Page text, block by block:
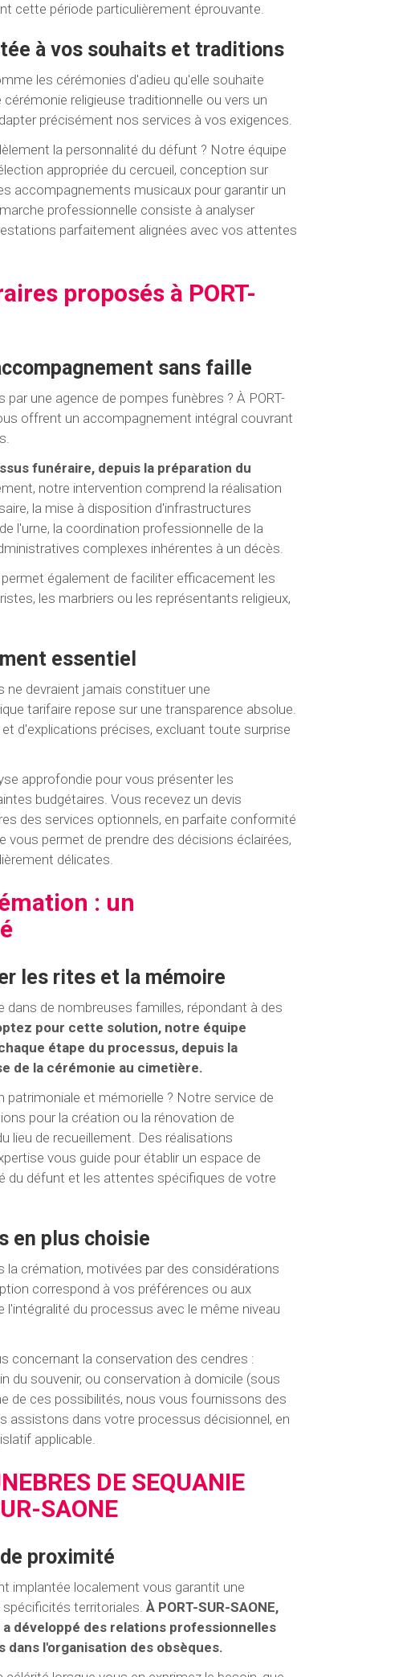
cette période particulièrement éprouvante.
à vos souhaits et traditions
les cérémonies d'adieu qu'elle souhaite
religieuse traditionnelle ou vers un
précisément nos services à vos exigences.
la personnalité du défunt ? Notre équipe
appropriée du cercueil, conception sur
accompagnements musicaux pour garantir un
professionnelle consiste à analyser
parfaitement alignées avec vos attentes
proposés à PORT-
sans faille
une agence de pompes funèbres ? À PORT-
offrent un accompagnement intégral couvrant
funéraire, depuis la préparation du
notre intervention comprend la réalisation
la mise à disposition d'infrastructures
l'urne, la coordination professionnelle de la
complexes inhérentes à un décès.
également de faciliter efficacement les
les marbriers ou les représentants religieux,
essentiel
ne devraient jamais constituer une
tarifaire repose sur une transparence absolue.
d'explications précises, excluant toute surprise
approfondie pour vous présenter les
budgétaires. Vous recevez un devis
des services optionnels, en parfaite conformité
vous permet de prendre des décisions éclairées,
délicates.
: un
les rites et la mémoire
de nombreuses familles, répondant à des
pour cette solution, notre équipe
étape du processus, depuis la
de la cérémonie au cimetière.
et mémorielle ? Notre service de
pour la création ou la rénovation de
lieu de recueillement. Des réalisations
vous guide pour établir un espace de
du défunt et les attentes spécifiques de votre
en plus choisie
la crémation, motivées par des considérations
correspond à vos préférences ou aux
du processus avec le même niveau
concernant la conservation des cendres :
du souvenir, ou conservation à domicile (sous
de ces possibilités, nous vous fournissons des
assistons dans votre processus décisionnel, en
applicable.
DE SEQUANIE
SAONE
proximité
implantée localement vous garantit une
territoriales. À PORT-SUR-SAONE,
a développé des relations professionnelles
dans l'organisation des obsèques.